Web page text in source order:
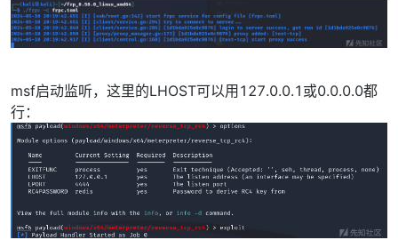
msf启动监听，这里的LHOST可以用127.0.0.1或0.0.0.0都
行：